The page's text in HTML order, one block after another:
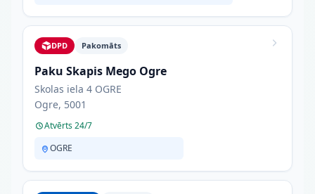
DPD Pakomāts
Paku Skapis Mego Ogre
Skolas iela 4 OGRE
Ogre, 5001
Atvērts 24/7
OGRE